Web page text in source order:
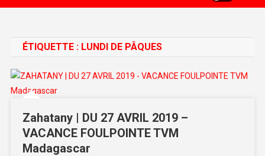
ÉTIQUETTE : LUNDI DE PÂQUES
Zahatany | DU 27 AVRIL 2019 –
VACANCE FOULPOINTE TVM
Madagascar